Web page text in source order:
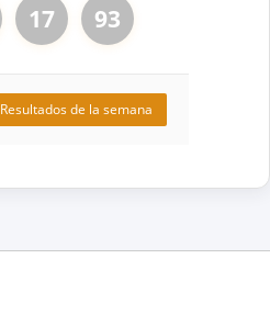
17 93
Resultados de la semana